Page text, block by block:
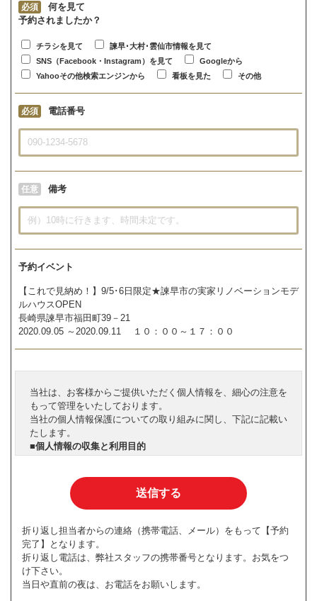
必須
何を見て
予約されましたか？
チラシを見て
諫早･大村･雲仙市情報を見て
SNS（Facebook・Instagram）を見て
Googleから
Yahooその他検索エンジンから
看板を見た その他
必須 電話番号
任意 備考
予約イベント
【これで見納め！】9/5･6日限定★諫早市の実家リノベーションモデ
ルハウスOPEN
長崎県諫早市福田町39－21
2020.09.05 ～2020.09.11 １０：００～１７：００
当社は、お客様からご提供いただく個人情報を、細心の注意を
もって管理をいたしております。
当社の個人情報保護についての取り組みに関し、下記に記載い
たします。
■個人情報の収集と利用目的
当社はお客様の個人情報を収集する際、あらかじめその目的・
集を行います。
当社は個人情報保護に関する法令を遵守すると共に、お客様の
個人情報を次の目的のために、その目的の範囲内において、利
用させていただきます。
お客様からのお問い合わせや、依頼内容に対応させて頂くため
各種イベント・セミナーなどのご案内のため。
■個人情報の第三者への開示や提供
当社は、ご提供いただいた個人情報については、以下のいずれ
折り返し担当者からの連絡（携帯電話、メール）をもって【予約
完了】となります。
折り返し電話は、弊社スタッフの携帯番号となります。お気をつ
け下さい。
当日や直前の夜は、お電話をお願いします。